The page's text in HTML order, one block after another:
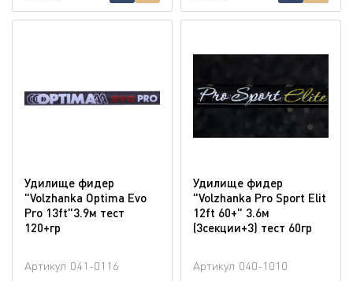
Удилище фидер
"Volzhanka Optima Evo
Pro 13ft"3.9м тест
120+гр
Артикул 041-0116
Удилище фидер
"Volzhanka Pro Sport Elit
12ft 60+" 3.6м
(3секции+3) тест 60гр
Артикул 040-1010